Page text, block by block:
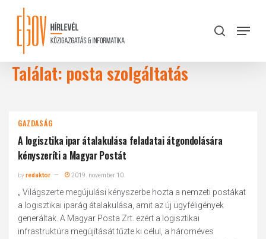
content
search
Menu
Találat: posta szolgáltatás
GAZDASÁG
A logisztika ipar átalakulása feladatai átgondolására
kényszeríti a Magyar Postát
byredaktor 2019. november 10.
„ Világszerte megújulási kényszerbe hozta a nemzeti postákat
a logisztikai iparág átalakulása, amit az új ügyféligények
generáltak. A Magyar Posta Zrt. ezért a logisztikai
infrastruktúra megújítását tűzte ki célul, a hároméves
Close